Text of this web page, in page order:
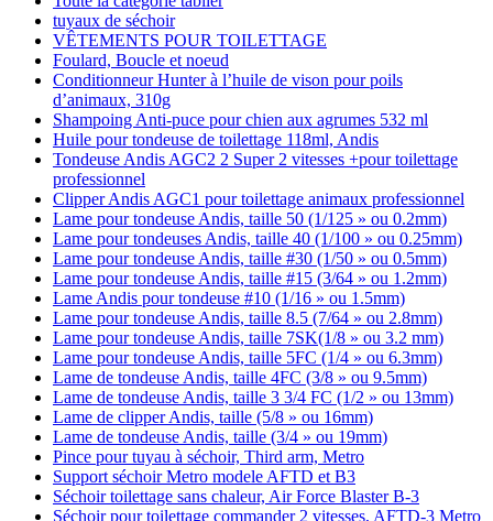
tuyaux de séchoir
VÊTEMENTS POUR TOILETTAGE
Foulard, Boucle et noeud
Conditionneur Hunter à l’huile de vison pour poils
d’animaux, 310g
Shampoing Anti-puce pour chien aux agrumes 532 ml
Huile pour tondeuse de toilettage 118ml, Andis
Tondeuse Andis AGC2 2 Super 2 vitesses +pour toilettage
professionnel
Clipper Andis AGC1 pour toilettage animaux professionnel
Lame pour tondeuse Andis, taille 50 (1/125 » ou 0.2mm)
Lame pour tondeuses Andis, taille 40 (1/100 » ou 0.25mm)
Lame pour tondeuse Andis, taille #30 (1/50 » ou 0.5mm)
Lame pour tondeuse Andis, taille #15 (3/64 » ou 1.2mm)
Lame Andis pour tondeuse #10 (1/16 » ou 1.5mm)
Lame pour tondeuse Andis, taille 8.5 (7/64 » ou 2.8mm)
Lame pour tondeuse Andis, taille 7SK(1/8 » ou 3.2 mm)
Lame pour tondeuse Andis, taille 5FC (1/4 » ou 6.3mm)
Lame de tondeuse Andis, taille 4FC (3/8 » ou 9.5mm)
Lame de tondeuse Andis, taille 3 3/4 FC (1/2 » ou 13mm)
Lame de clipper Andis, taille (5/8 » ou 16mm)
Lame de tondeuse Andis, taille (3/4 » ou 19mm)
Pince pour tuyau à séchoir, Third arm, Metro
Support séchoir Metro modele AFTD et B3
Séchoir toilettage sans chaleur, Air Force Blaster B-3
Séchoir pour toilettage commander 2 vitesses, AFTD-3 Metro